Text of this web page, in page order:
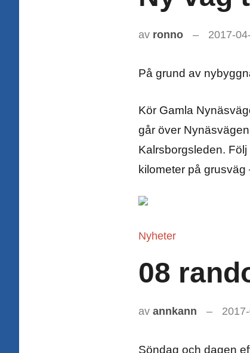
av ronno 2017-
På grund av
Kör Gamla
går över
Kalrsborgsleden.
kilometer på grusväg
Nyheter
08
av annkann
Söndag och dagen